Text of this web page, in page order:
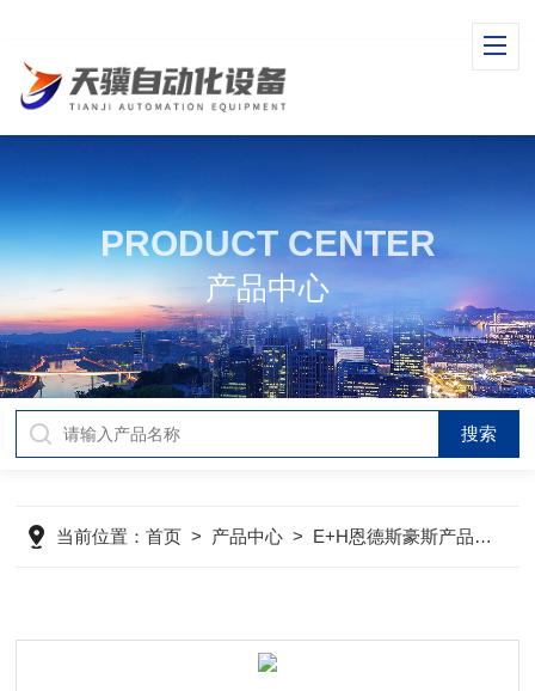
PRODUCT CENTER
产品中心
当前位置：首页 > 产品中心 > E+H恩德斯豪斯产品>